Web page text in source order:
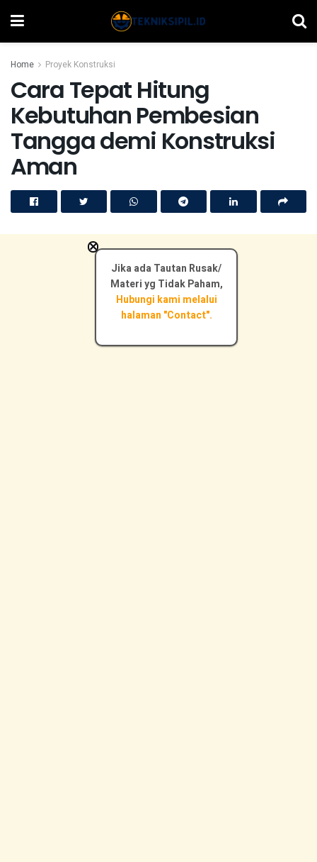
Home Proyek Konstruksi
Cara Tepat Hitung
Kebutuhan Pembesian
Tangga demi Konstruksi
Aman
Jika ada Tautan Rusak/
Materi yg Tidak Paham,
Hubungi kami melalui
halaman "Contact".
×